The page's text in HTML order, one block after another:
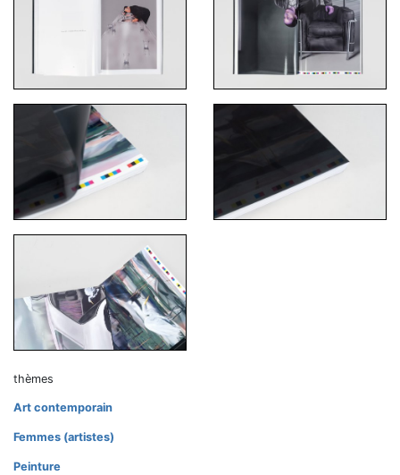
thèmes
Art contemporain
Femmes (artistes)
Peinture